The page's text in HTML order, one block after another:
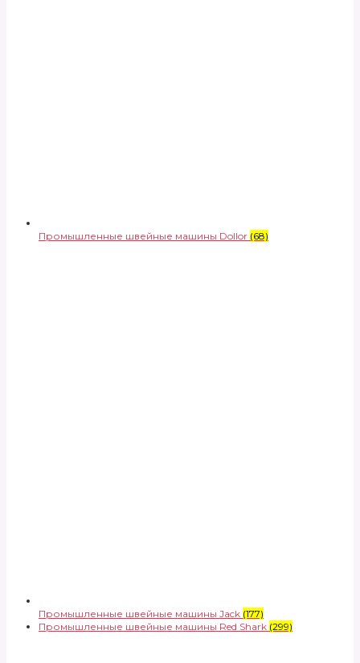
Промышленные швейные машины Dollor (68)
Промышленные швейные машины Jack (177)
Промышленные швейные машины Red Shark (299)